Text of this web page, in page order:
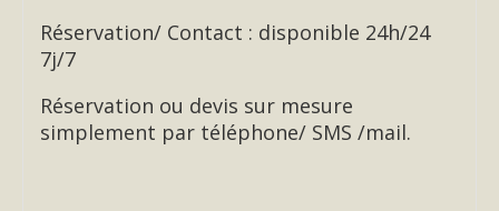
Réservation/ Contact : disponible 24h/24
7j/7
Réservation ou devis sur mesure
simplement par téléphone/ SMS /mail.